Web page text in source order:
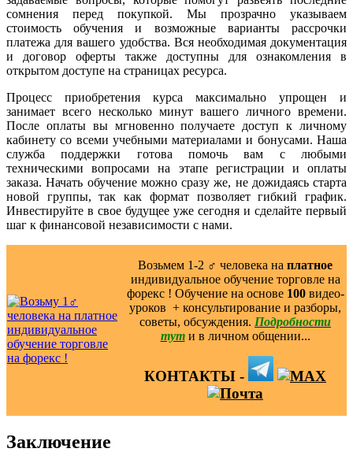
сомнения перед покупкой. Мы прозрачно указываем
стоимость обучения и возможные варианты рассрочки
платежа для вашего удобства. Вся необходимая документация
и договор оферты также доступны для ознакомления в
открытом доступе на страницах ресурса.
Процесс приобретения курса максимально упрощен и
занимает всего несколько минут вашего личного времени.
После оплаты вы мгновенно получаете доступ к личному
кабинету со всеми учебными материалами и бонусами. Наша
служба поддержки готова помочь вам с любыми
техническими вопросами на этапе регистрации и оплаты
заказа. Начать обучение можно сразу же, не дожидаясь старта
новой группы, так как формат позволяет гибкий график.
Инвестируйте в свое будущее уже сегодня и сделайте первый
шаг к финансовой независимости с нами.
Возьмем 1-2 ‍♂️ человека на платное
индивидуальное обучение торговле на
форекс ! Обучение на основе 100видео-
уроков ️ + консультирование и разборы,
советы, обсуждения. Подробности
тут и в личном общении...
КОНТАКТЫ -
Заключение